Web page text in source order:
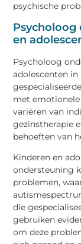
psychische
en
Psycholoog
adolescenten
met emotionele
variëren van
gezinstherapie
behoeften van
Kinderen en
ondersteuning
problemen,
die
gebruiken
om deze